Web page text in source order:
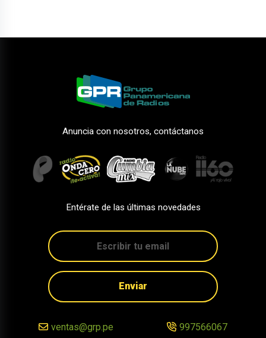
Anuncia con nosotros, contáctanos
Entérate de las últimas novedades
Enviar
ventas@grp.pe 997566067